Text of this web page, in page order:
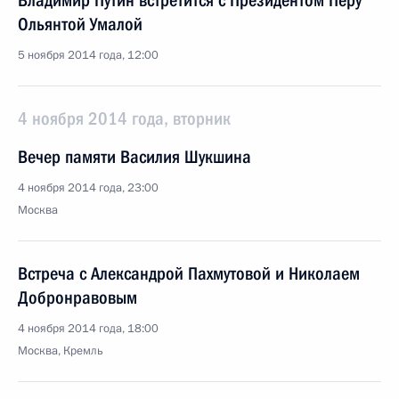
Ольянтой Умалой
5 ноября 2014 года, 12:00
4 ноября 2014 года, вторник
Вечер памяти Василия Шукшина
4 ноября 2014 года, 23:00
Москва
Встреча с Александрой Пахмутовой и Николаем
Добронравовым
4 ноября 2014 года, 18:00
Москва, Кремль